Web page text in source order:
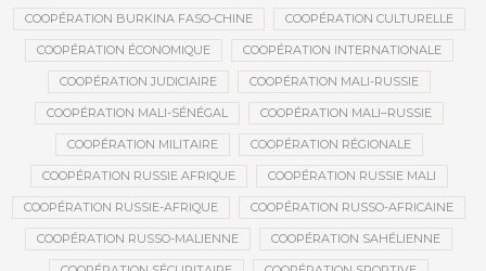
COOPÉRATION BURKINA FASO-CHINE COOPÉRATION CULTURELLE
COOPÉRATION ÉCONOMIQUE COOPÉRATION INTERNATIONALE
COOPÉRATION JUDICIAIRE COOPÉRATION MALI-RUSSIE
COOPÉRATION MALI-SÉNÉGAL COOPÉRATION MALI–RUSSIE
COOPÉRATION MILITAIRE COOPÉRATION RÉGIONALE
COOPÉRATION RUSSIE AFRIQUE COOPÉRATION RUSSIE MALI
COOPÉRATION RUSSIE-AFRIQUE COOPÉRATION RUSSO-AFRICAINE
COOPÉRATION RUSSO-MALIENNE COOPÉRATION SAHÉLIENNE